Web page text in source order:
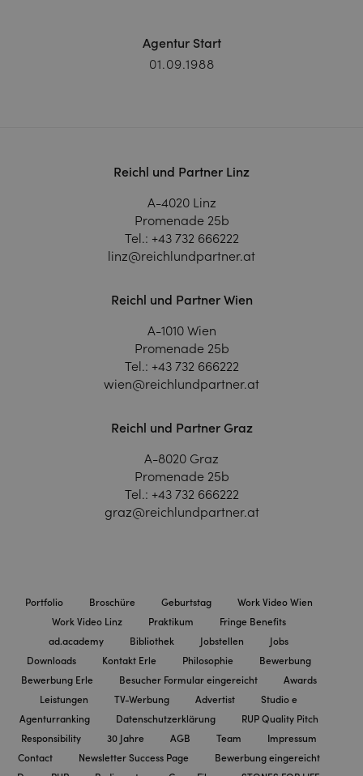
Agentur Start
01.09.1988
Reichl und Partner Linz
A-4020 Linz
Promenade 25b
Tel.: +43 732 666222
linz@reichlundpartner.at
Reichl und Partner Wien
A-1010 Wien
Promenade 25b
Tel.: +43 732 666222
wien@reichlundpartner.at
Reichl und Partner Graz
A-8020 Graz
Promenade 25b
Tel.: +43 732 666222
graz@reichlundpartner.at
Portfolio Broschüre Geburtstag
Work Video Wien
Work Video Linz
Praktikum
Fringe Benefits
ad.academy
Bibliothek Jobstellen
Jobs
Downloads
Kontakt Erle Philosophie
Bewerbung
Bewerbung Erle
Besucher Formular eingereicht
Awards
Leistungen
TV-Werbung Advertist
Studio e
Agenturranking
Datenschutzerklärung
RUP Quality Pitch
Responsibility
30 Jahre AGB Team
Impressum
Contact
Newsletter Success Page
Bewerbung eingereicht